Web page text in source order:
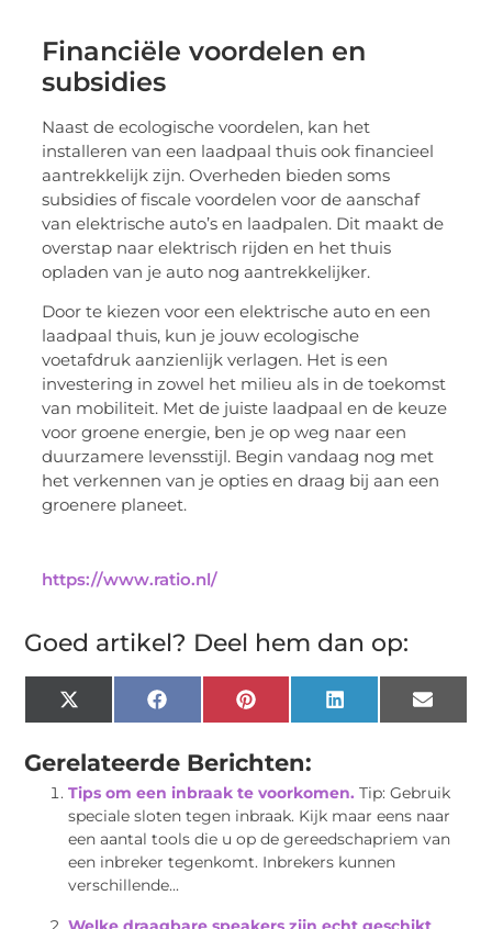
Financiële voordelen en
subsidies
Naast de ecologische voordelen, kan het
installeren van een laadpaal thuis ook financieel
aantrekkelijk zijn. Overheden bieden soms
subsidies of fiscale voordelen voor de aanschaf
van elektrische auto’s en laadpalen. Dit maakt de
overstap naar elektrisch rijden en het thuis
opladen van je auto nog aantrekkelijker.
Door te kiezen voor een elektrische auto en een
laadpaal thuis, kun je jouw ecologische
voetafdruk aanzienlijk verlagen. Het is een
investering in zowel het milieu als in de toekomst
van mobiliteit. Met de juiste laadpaal en de keuze
voor groene energie, ben je op weg naar een
duurzamere levensstijl. Begin vandaag nog met
het verkennen van je opties en draag bij aan een
groenere planeet.
https://www.ratio.nl/
Goed artikel? Deel hem dan op:
X
(Twitter)
FacebookPinterestLinkedInEmail
Gerelateerde Berichten:
Tips om een inbraak te voorkomen. Tip: Gebruik
speciale sloten tegen inbraak. Kijk maar eens naar
een aantal tools die u op de gereedschapriem van
een inbreker tegenkomt. Inbrekers kunnen
verschillende...